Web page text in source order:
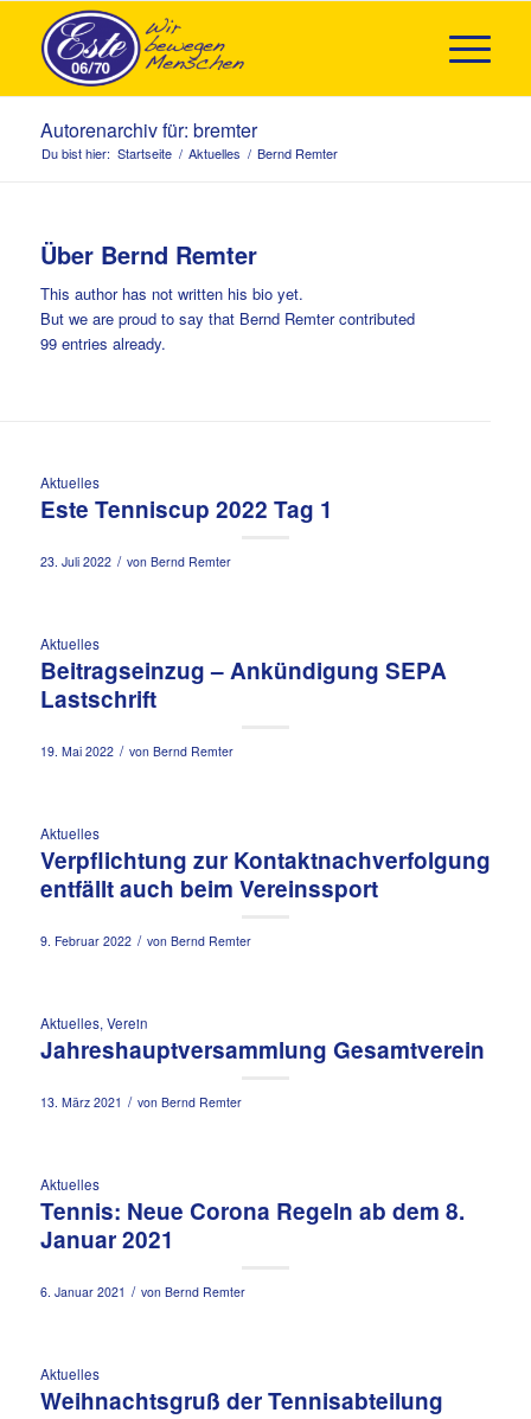
Autorenarchiv für: bremter
Du bist hier: Startseite / Aktuelles / Bernd Remter
Über Bernd Remter
This author has not written his bio yet.
But we are proud to say that Bernd Remtercontributed
99 entries already.
Aktuelles
Este Tenniscup 2022 Tag 1
23. Juli 2022 / von Bernd Remter
Aktuelles
Beitragseinzug – Ankündigung SEPA
Lastschrift
19. Mai 2022 / von Bernd Remter
Aktuelles
Verpflichtung zur Kontaktnachverfolgung
entfällt auch beim Vereinssport
9. Februar 2022 / von Bernd Remter
Aktuelles, Verein
Jahreshauptversammlung Gesamtverein
13. März 2021 / von Bernd Remter
Aktuelles
Tennis: Neue Corona Regeln ab dem 8.
Januar 2021
6. Januar 2021 / von Bernd Remter
Aktuelles
Weihnachtsgruß der Tennisabteilung